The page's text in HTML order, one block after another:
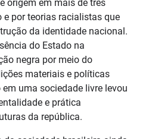
origem em mais de três
e por teorias racialistas que
da identidade nacional.
do Estado na
negra por meio do
materiais e políticas
uma sociedade livre levou
e prática
da república.